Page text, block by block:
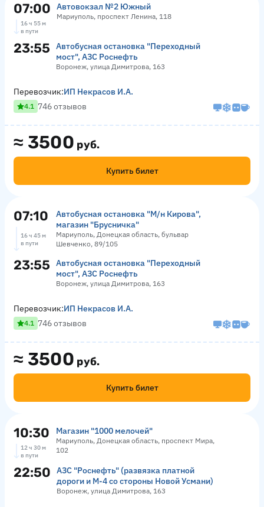
07:00 Автовокзал №2 Южный
Мариуполь, проспект Ленина, 118
16 ч 55 м
в пути
23:55
Автобусная остановка "Переходный
мост", АЗС Роснефть
Воронеж, улица Димитрова, 163
≈ 3500 руб.
Купить билет
Перевозчик:ИП Некрасов И.А.
4.1 746 отзывов
07:10
Автобусная остановка "М/н Кирова",
магазин "Брусничка"
Мариуполь, Донецкая область, бульвар
Шевченко, 89/105
16 ч 45 м
в пути
23:55
Автобусная остановка "Переходный
мост", АЗС Роснефть
Воронеж, улица Димитрова, 163
≈ 3500 руб.
Купить билет
Перевозчик:ИП Некрасов И.А.
4.1 746 отзывов
10:30 Магазин "1000 мелочей"
Мариуполь, Донецкая область, проспект Мира,
102
12 ч 30 м
в пути
22:50
АЗС "Роснефть" (развязка платной
дороги и М-4 со стороны Новой Усмани)
Воронеж, улица Димитрова, 163